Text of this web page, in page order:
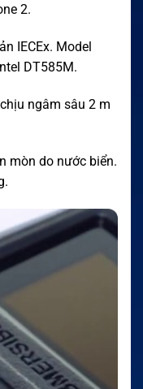
2.
IECEx. Model
DT585M.
ngâm sâu 2 m
mòn do nước biển.